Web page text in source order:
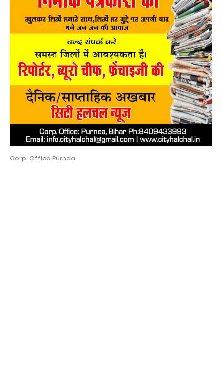
Corp. Office Purnea